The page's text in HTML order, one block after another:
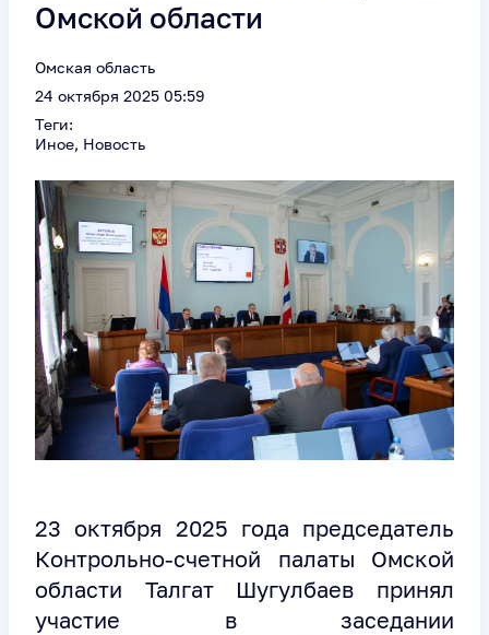
Омской области
Омская область
24 октября 2025 05:59
Теги:
Иное, Новость
23 октября 2025 года председатель
Контрольно-счетной палаты Омской
области Талгат Шугулбаев принял
участие в заседании